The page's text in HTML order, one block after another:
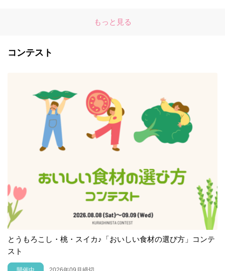
もっと見る
コンテスト
とうもろこし・桃・スイカ♪「おいしい食材の選び方」コンテ
スト